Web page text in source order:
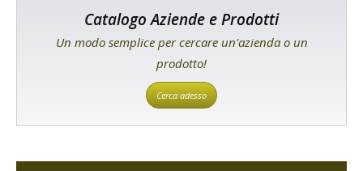
Catalogo Aziende e Prodotti
Un modo semplice per cercare un'azienda o un
prodotto!
Cerca adesso